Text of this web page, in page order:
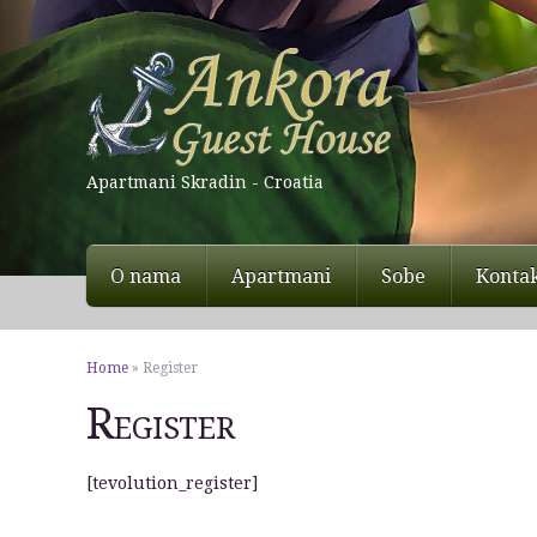
Apartmani Skradin - Croatia
O nama Apartmani Sobe
Home » Register
Register
[tevolution_register]